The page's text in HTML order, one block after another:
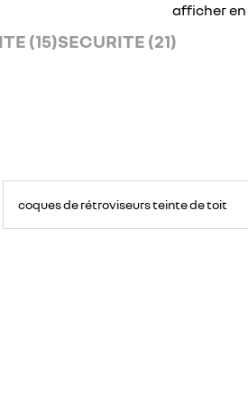
afficher
(15)SECURITE (21)
coques de rétroviseurs teinte de toit